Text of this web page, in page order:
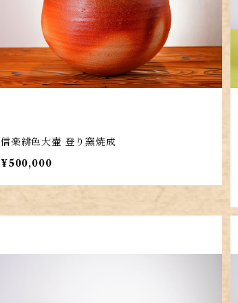
信楽緋色大壷 登り窯焼成
¥500,000